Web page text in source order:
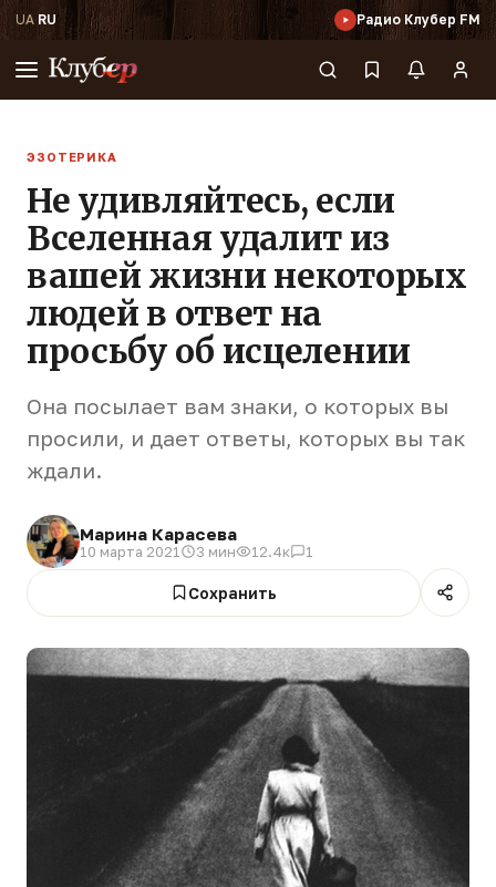
UA·RU Радио Клубер FM
ЭЗОТЕРИКА
Не удивляйтесь, если
Вселенная удалит из
вашей жизни некоторых
людей в ответ на
просьбу об исцелении
Она посылает вам знаки, о которых вы
просили, и дает ответы, которых вы так
ждали.
Марина Карасева
10 марта 2021 3 мин 12.4к 1
Сохранить